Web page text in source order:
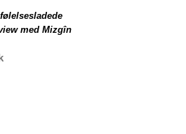
med Mizgîn